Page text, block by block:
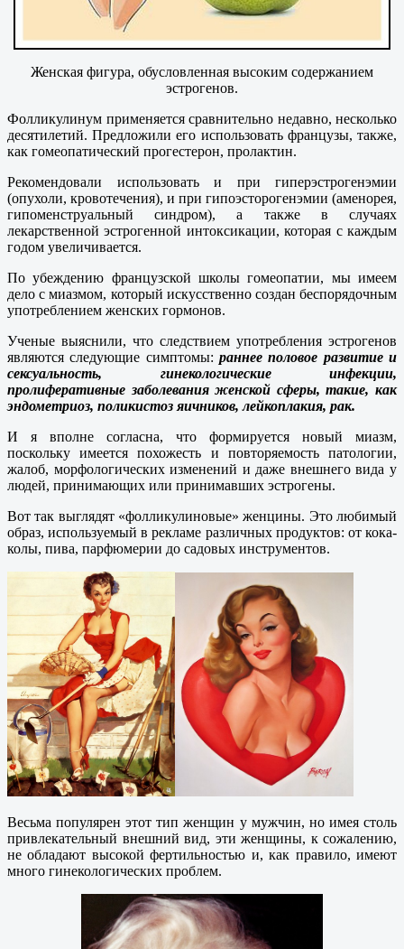
Женская фигура, обусловленная высоким содержанием
эстрогенов.
Фолликулинум применяется сравнительно недавно, несколько
десятилетий. Предложили его использовать французы, также,
как гомеопатический прогестерон, пролактин.
Рекомендовали использовать и при гиперэстрогенэмии
(опухоли, кровотечения), и при гипоэсторогенэмии (аменорея,
гипоменструальный синдром), а также в случаях
лекарственной эстрогенной интоксикации, которая с каждым
годом увеличивается.
По убеждению французской школы гомеопатии, мы имеем
дело с миазмом, который искусственно создан беспорядочным
употреблением женских гормонов.
Ученые выяснили, что следствием употребления эстрогенов
являются следующие симптомы: раннее половое развитие и
сексуальность, гинекологические инфекции,
пролиферативные заболевания женской сферы, такие, как
эндометриоз, поликистоз яичников, лейкоплакия, рак.
И я вполне согласна, что формируется новый миазм,
поскольку имеется похожесть и повторяемость патологии,
жалоб, морфологических изменений и даже внешнего вида у
людей, принимающих или принимавших эстрогены.
Вот так выглядят «фолликулиновые» женцины. Это любимый
образ, используемый в рекламе различных продуктов: от кока-
колы, пива, парфюмерии до садовых инструментов.
Весьма популярен этот тип женщин у мужчин, но имея столь
привлекательный внешний вид, эти женщины, к сожалению,
не обладают высокой фертильностью и, как правило, имеют
много гинекологических проблем.